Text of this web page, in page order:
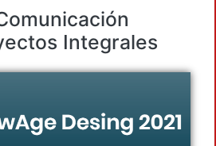
Integrales